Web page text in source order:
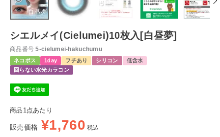
シエルメイ(Cielumei)10枚入[白昼夢]
商品番号 5-cielumei-hakuchumu
ネコポス 1day フチあり シリコン
低含水
回らない水光カラコン
商品1点あたり
販売価格 ¥1,760 税込